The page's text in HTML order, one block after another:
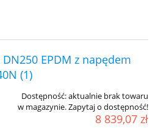
EPDM z napędem
(1)
Dostępność:aktualnie brak towaru
w magazynie. Zapytaj o dostępność!
8 839,07 zł